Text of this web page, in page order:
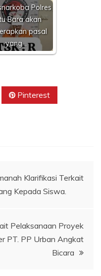
Polres
Bara akan
pasal
yang…
Pinterest
Klarifikasi Terkait
Kepada Siswa.
Pelaksanaan Proyek
PT. PP Urban Angkat
Bicara